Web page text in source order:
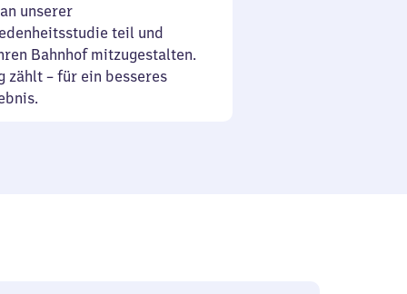
unserer
teil und
Bahnhof mitzugestalten.
zählt – für ein besseres